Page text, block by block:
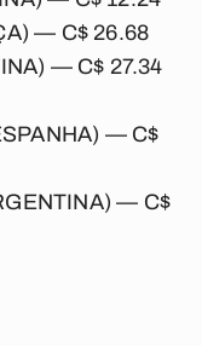
— C$ 26.68
— C$ 27.34
— C$
— C$